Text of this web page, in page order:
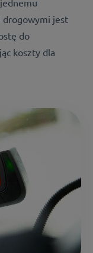
drogowymi jest
do
koszty dla